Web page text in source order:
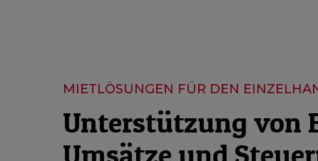
MIETLÖSUNGEN FÜR DEN
Unterstützung von
Umsätze und